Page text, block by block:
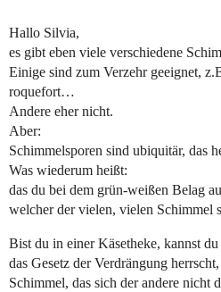
Hallo Silvia,
es gibt eben viele verschiedene
Einige sind zum Verzehr geeignet,
roquefort…
Andere eher nicht.
Aber:
Schimmelsporen sind ubiquitär, das
Was wiederum heißt:
das du bei dem grün-weißen Belag
welcher der vielen, vielen Schimmel
Bist du in einer Käsetheke, kannst
das Gesetz der Verdrängung
Schimmel, das sich der andere nicht